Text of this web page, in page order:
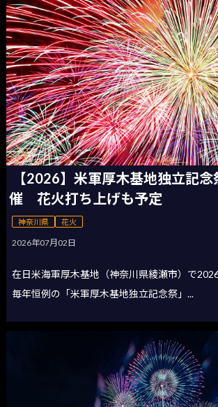
【2026】米軍厚木基地独立記
催 花火打ち上げも予定
神奈川県 花火
2026年07月02日
在日米海軍厚木基地（神奈川県綾瀬市）で
毎年恒例の「米軍厚木基地独立記念祭」...